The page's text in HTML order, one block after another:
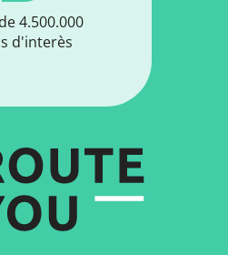
4.500.000
d'interès